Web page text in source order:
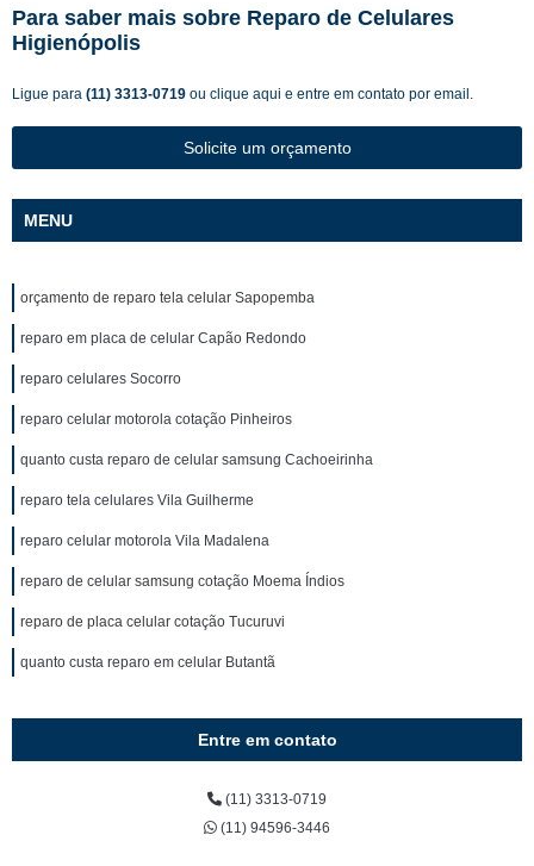
Para saber mais sobre Reparo de Celulares
Higienópolis
Ligue para (11) 3313-0719 ou clique aqui e entre em contato por email.
Solicite um orçamento
MENU
orçamento de reparo tela celular Sapopemba
reparo em placa de celular Capão Redondo
reparo celulares Socorro
reparo celular motorola cotação Pinheiros
quanto custa reparo de celular samsung Cachoeirinha
reparo tela celulares Vila Guilherme
reparo celular motorola Vila Madalena
reparo de celular samsung cotação Moema Índios
reparo de placa celular cotação Tucuruvi
quanto custa reparo em celular Butantã
Entre em contato
(11) 3313-0719
(11) 94596-3446